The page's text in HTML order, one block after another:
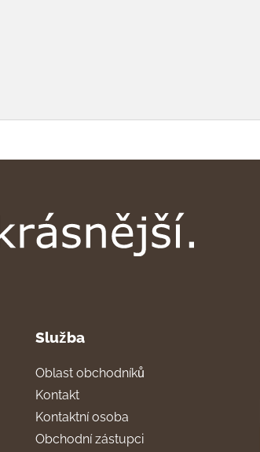
Služba
Oblast obchodníků
Kontakt
Kontaktní osoba
Obchodní zástupci